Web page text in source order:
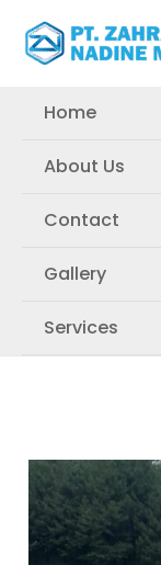
Home
About Us
Contact
Gallery
Services